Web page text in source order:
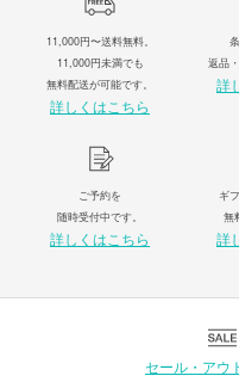
11,000円〜送料無料。
11,000円未満でも
無料配送が可能です。
詳しくはこちら
返品
詳
ご予約を
随時受付中です。
詳しくはこちら
ギ
無
詳
セール・アウ